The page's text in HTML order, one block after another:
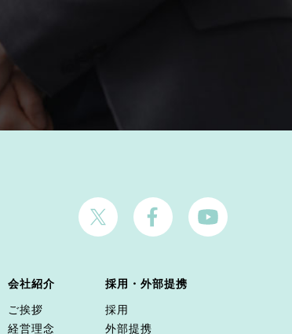
会社紹介
ご挨拶
経営理念
採用・外部提携
採用
外部提携